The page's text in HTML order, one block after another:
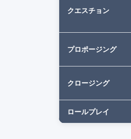
クエスチョン
プロポージング
クロージング
ロールプレイ